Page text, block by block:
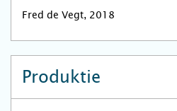
Fred de Vegt, 2018
Produktie